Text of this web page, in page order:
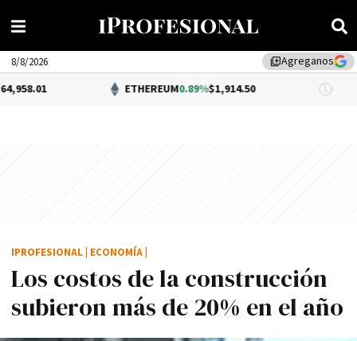
library_addAgreganos
8/8/2026
ETHEREUM0.89%$1,914.50 DÓLAR
Los costos de la construcción
subieron más de 20% en el año
IPROFESIONAL ECONOMÍA